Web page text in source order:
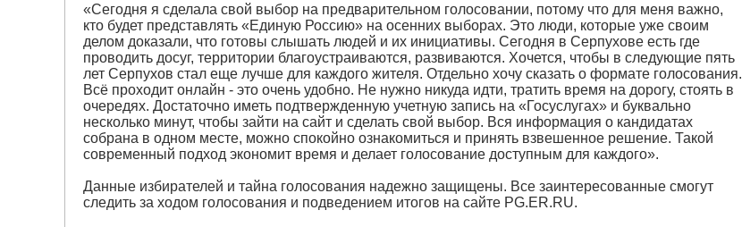
«Сегодня я сделала свой выбор на предварительном голосовании, потому что для меня важно,
кто будет представлять «Единую Россию» на осенних выборах. Это люди, которые уже своим
делом доказали, что готовы слышать людей и их инициативы. Сегодня в Серпухове есть где
проводить досуг, территории благоустраиваются, развиваются. Хочется, чтобы в следующие пять
лет Серпухов стал еще лучше для каждого жителя. Отдельно хочу сказать о формате голосования.
Всё проходит онлайн - это очень удобно. Не нужно никуда идти, тратить время на дорогу, стоять в
очередях. Достаточно иметь подтвержденную учетную запись на «Госуслугах» и буквально
несколько минут, чтобы зайти на сайт и сделать свой выбор. Вся информация о кандидатах
собрана в одном месте, можно спокойно ознакомиться и принять взвешенное решение. Такой
современный подход экономит время и делает голосование доступным для каждого».
Данные избирателей и тайна голосования надежно защищены. Все заинтересованные смогут
следить за ходом голосования и подведением итогов на сайте PG.ER.RU.